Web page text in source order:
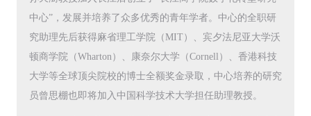
中心”，发展并培养了众多优秀的青年学者。中心的全职研
究助理先后获得麻省理工学院（MIT）、宾夕法尼亚大学沃
顿商学院（Wharton）、康奈尔大学（Cornell）、香港科技
大学等全球顶尖院校的博士全额奖金录取，中心培养的研究
员曾思棚也即将加入中国科学技术大学担任助理教授。